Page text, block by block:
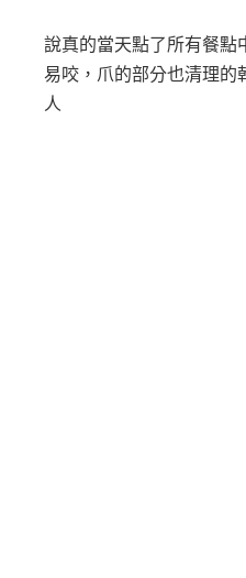
說真的當天點了所有餐點
易咬，爪的部分也清理的
人